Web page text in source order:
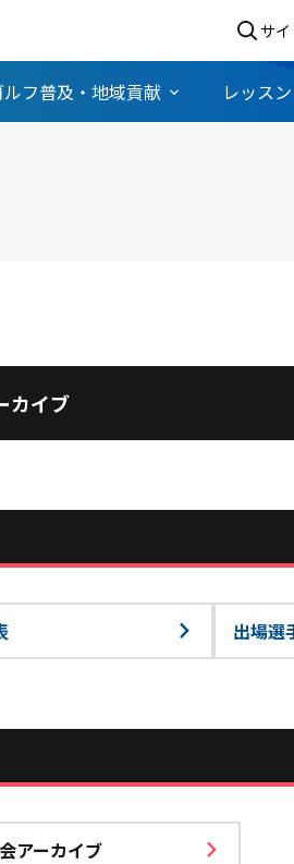
サ
ルフ普及・地域貢献 レッスン
カイブ
出場選
アーカイブ